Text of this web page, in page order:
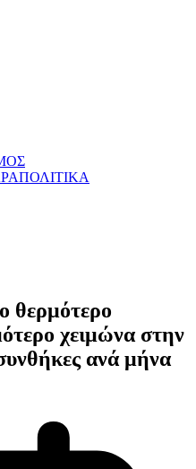
θερμότερο
χειμώνα στην
ανά μήνα